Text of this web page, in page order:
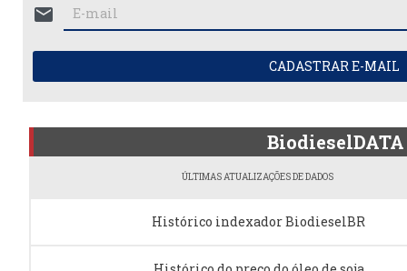
mail
CADASTRAR E-MAIL
BiodieselDATA
ÚLTIMAS ATUALIZAÇÕES DE DADOS
Histórico indexador BiodieselBR